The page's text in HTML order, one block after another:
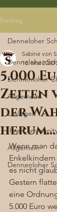
Beitrag
Denneloher
Dennenloher
Allgemein
Loslegen
Ihre
Allgemein
Dennenloher
Denneloher
5.000
Zeiten
der
herum…
Sabine von
10. Mai 2020
Wenn man
es nicht
Gestern
eine
5.000 Euro